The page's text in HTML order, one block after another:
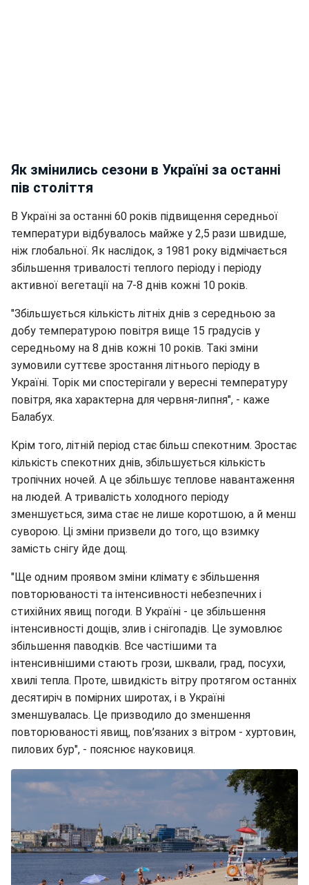
Як змінились сезони в Україні за останні
пів століття
В Україні за останні 60 років підвищення середньої
температури відбувалось майже у 2,5 рази швидше,
ніж глобальної. Як наслідок, з 1981 року відмічається
збільшення тривалості теплого періоду і періоду
активної вегетації на 7-8 днів кожні 10 років.
"Збільшується кількість літніх днів з середньою за
добу температурою повітря вище 15 градусів у
середньому на 8 днів кожні 10 років. Такі зміни
зумовили суттєве зростання літнього періоду в
Україні. Торік ми спостерігали у вересні температуру
повітря, яка характерна для червня-липня", - каже
Балабух.
Крім того, літній період стає більш спекотним. Зростає
кількість спекотних днів, збільшується кількість
тропічних ночей. А це збільшує теплове навантаження
на людей. А тривалість холодного періоду
зменшується, зима стає не лише коротшою, а й менш
суворою. Ці зміни призвели до того, що взимку
замість снігу йде дощ.
"Ще одним проявом зміни клімату є збільшення
повторюваності та інтенсивності небезпечних і
стихійних явищ погоди. В Україні - це збільшення
інтенсивності дощів, злив і снігопадів. Це зумовлює
збільшення паводків. Все частішими та
інтенсивнішими стають грози, шквали, град, посухи,
хвилі тепла. Проте, швидкість вітру протягом останніх
десятиріч в помірних широтах, і в Україні
зменшувалась. Це призводило до зменшення
повторюваності явищ, пов’язаних з вітром - хуртовин,
пилових бур", - пояснює науковиця.